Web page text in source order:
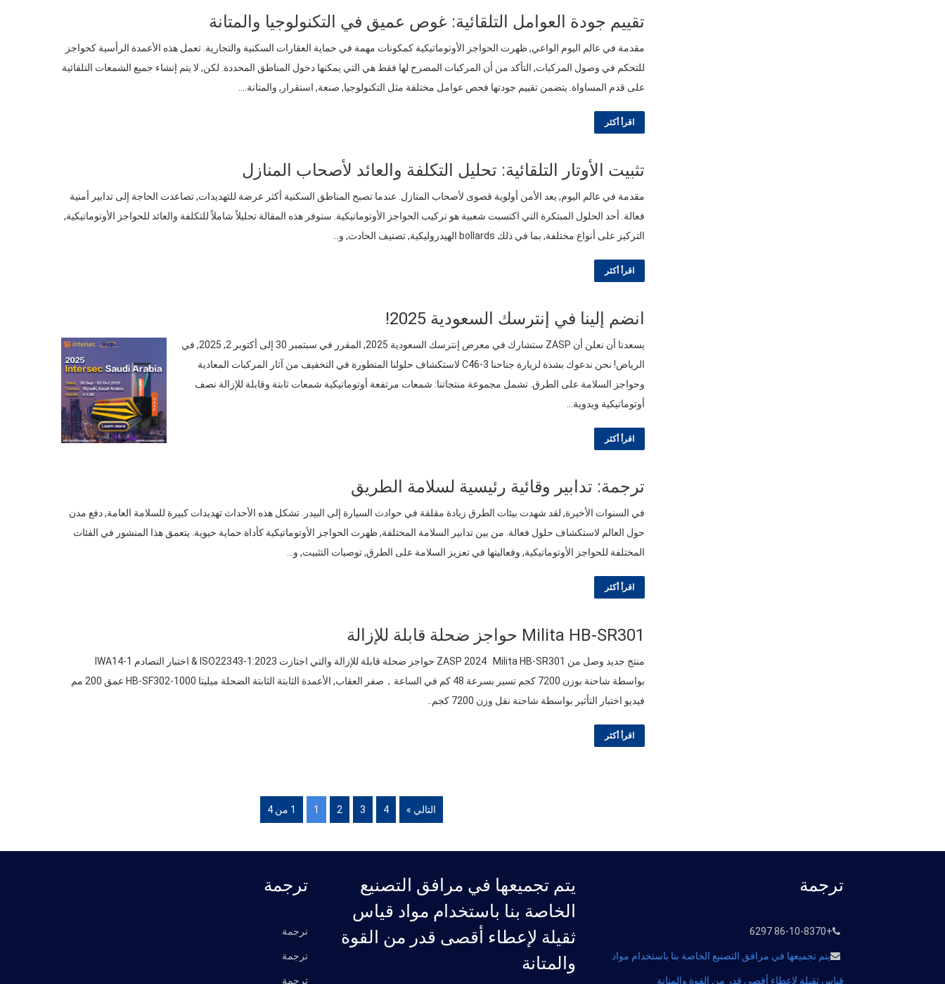
تقييم جودة العوامل التلقائية: غوص عميق في التكنولوجيا والمتانة
مقدمة في عالم اليوم الواعي, ظهرت الحواجز الأوتوماتيكية كمكونات مهمة في حماية العقارات السكنية والتجارية. تعمل هذه الأعمدة الرأسية كحواجز
للتحكم في وصول المركبات, التأكد من أن المركبات المصرح لها فقط هي التي يمكنها دخول المناطق المحددة. لكن, لا يتم إنشاء جميع الشمعات التلقائية
على قدم المساواة. يتضمن تقييم جودتها فحص عوامل مختلفة مثل التكنولوجيا, صنعة, استقرار, والمتانة….
اقرأ أكثر
تثبيت الأوتار التلقائية: تحليل التكلفة والعائد لأصحاب المنازل
مقدمة في عالم اليوم, يعد الأمن أولوية قصوى لأصحاب المنازل. عندما تصبح المناطق السكنية أكثر عرضة للتهديدات, تصاعدت الحاجة إلى تدابير أمنية
فعالة. أحد الحلول المبتكرة التي اكتسبت شعبية هو تركيب الحواجز الأوتوماتيكية. ستوفر هذه المقالة تحليلاً شاملاً للتكلفة والعائد للحواجز الأوتوماتيكية,
التركيز على أنواع مختلفة, بما في ذلك bollards الهيدروليكية, تصنيف الحادث, و…
اقرأ أكثر
انضم إلينا في إنترسك السعودية 2025!
يسعدنا أن نعلن أن ZASP ستشارك في معرض إنترسك السعودية 2025, المقرر في سبتمبر 30 إلى أكتوبر 2, 2025, في
الرياض! نحن ندعوك بشدة لزيارة جناحنا 3-C46 لاستكشاف حلولنا المتطورة في التخفيف من آثار المركبات المعادية
وحواجز السلامة على الطرق. تشمل مجموعة منتجاتنا: شمعات مرتفعة أوتوماتيكية شمعات ثابتة وقابلة للإزالة نصف
أوتوماتيكية ويدوية…
اقرأ أكثر
ترجمة: تدابير وقائية رئيسية لسلامة الطريق
في السنوات الأخيرة, لقد شهدت بيئات الطرق زيادة مقلقة في حوادث السيارة إلى البيدر. تشكل هذه الأحداث تهديدات كبيرة للسلامة العامة, دفع مدن
حول العالم لاستكشاف حلول فعالة. من بين تدابير السلامة المختلفة, ظهرت الحواجز الأوتوماتيكية كأداة حماية حيوية. يتعمق هذا المنشور في الفئات
المختلفة للحواجز الأوتوماتيكية, وفعاليتها في تعزيز السلامة على الطرق, توصيات التثبيت, و…
اقرأ أكثر
Milita HB-SR301 حواجز ضحلة قابلة للإزالة
منتج جديد وصل من ZASP 2024 Milita HB-SR301 حواجز ضحلة قابلة للإزالة والتي اجتازت ISO22343-1:2023 & اختبار التصادم IWA14-1
بواسطة شاحنة بوزن 7200 كجم تسير بسرعة 48 كم في الساعة，صفر العقاب, الأعمدة الثابتة الثابتة الضحلة ميليتا HB-SF302-1000 عمق 200 مم
فيديو اختبار التأثير بواسطة شاحنة نقل وزن 7200 كجم..
اقرأ أكثر
1 من 4 1 2 3 4 التالي »
ترجمة
ترجمة
ترجمة
ترجمة
يتم تجميعها في مرافق التصنيع
الخاصة بنا باستخدام مواد قياس
ثقيلة لإعطاء أقصى قدر من القوة
والمتانة
ترجمة
+86-10-8370 6297
يتم تجميعها في مرافق التصنيع الخاصة بنا باستخدام مواد
قياس ثقيلة لإعطاء أقصى قدر من القوة والمتانة